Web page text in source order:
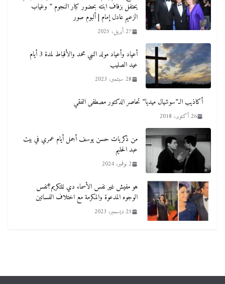
يحتفل بزفاف ابنته بحضور كبار النجوم ” وغياب
الزعيم عادل إمام | ألبوم صور
27 أبريل، 2025
أعياد وأعياد مولد النبي محمد والأقباط لمدة 3 أيام
عيد الصليب
28 سبتمبر، 2023
أكاذيب الـ”سوشيال ميديا” تحاصر الدكتور مصطفى الفقي
26 أكتوبر، 2018
من ذكريات حسن يوسف أجمل أيام عمري في بيت
عبد الحليم
2 نوفمبر، 2024
هو مفيش غير نفس الأسماء دي للتكريم؟نفس
الوجوه المدعوة والمكرمة مع اختلاف الفساتين
25 ديسمبر، 2023